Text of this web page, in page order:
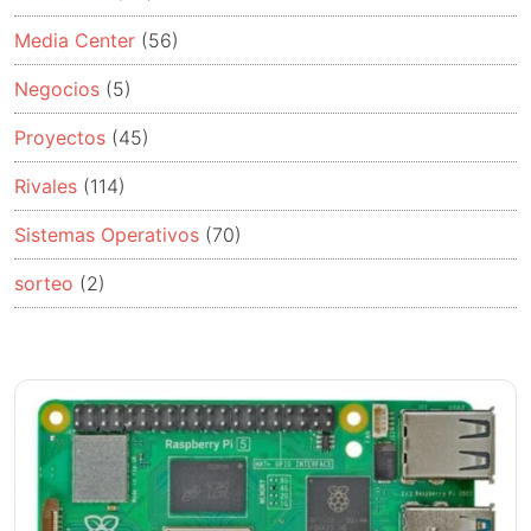
Media Center (56)
Negocios (5)
Proyectos (45)
Rivales (114)
Sistemas Operativos (70)
sorteo (2)